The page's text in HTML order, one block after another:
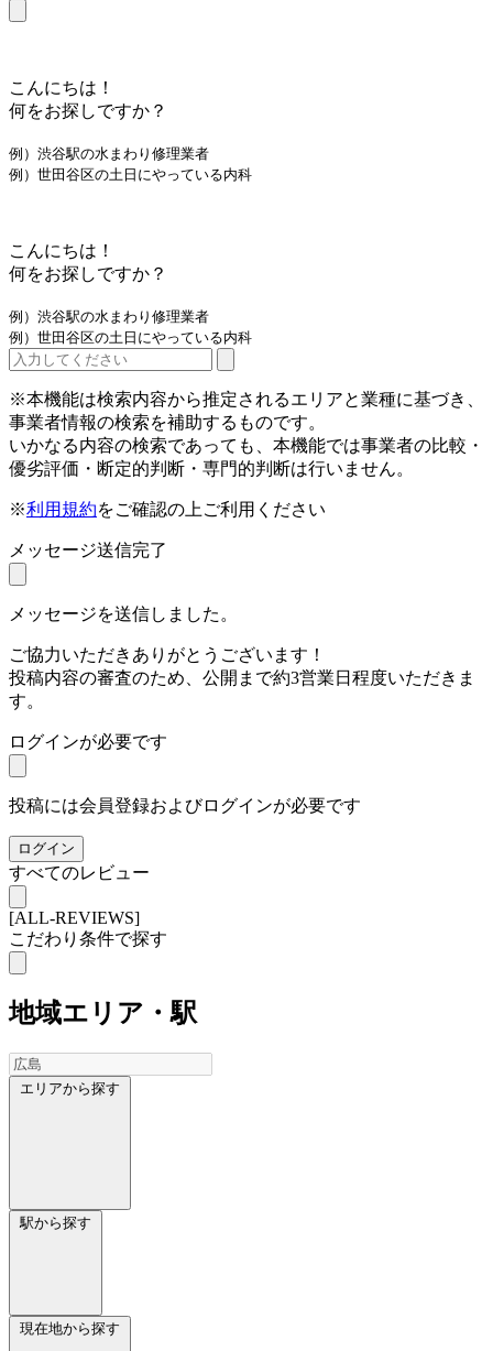
こんにちは！
何をお探しですか？
例）渋谷駅の水まわり修理業者
例）世田谷区の土日にやっている内科
こんにちは！
何をお探しですか？
例）渋谷駅の水まわり修理業者
例）世田谷区の土日にやっている内科
※本機能は検索内容から推定されるエリアと業種に基づき、
事業者情報の検索を補助するものです。
いかなる内容の検索であっても、本機能では事業者の比較・
優劣評価・断定的判断・専門的判断は行いません。
※利用規約をご確認の上ご利用ください
メッセージ送信完了
メッセージを送信しました。
ご協力いただきありがとうございます！
投稿内容の審査のため、公開まで約3営業日程度いただきま
す。
ログインが必要です
投稿には会員登録およびログインが必要です
ログイン
すべてのレビュー
[ALL-REVIEWS]
こだわり条件で探す
地域エリア・駅
エリアから探す
駅から探す
現在地から探す